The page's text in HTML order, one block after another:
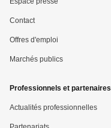
Pied
de
page
Contact
Offres d'emploi
Marchés publics
Professionnels et partenaires
Actualités professionnelles